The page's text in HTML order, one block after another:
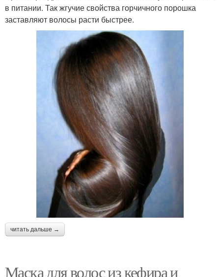
в питании. Так жгучие свойства горчичного порошка
заставляют волосы расти быстрее.
читать дальше →
Маска для волос из кефира и